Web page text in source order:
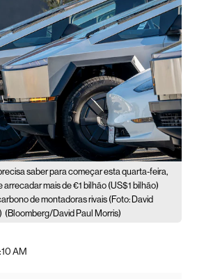
saber para começar esta quarta-feira,
arrecadar mais de €1 bilhão (US$1 bilhão)
de montadoras rivais (Foto: David
(Bloomberg/David Paul Morris)
AM